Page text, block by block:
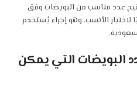
عدد مناسب من البويضات وفق
لاختيار الأنسب، وهو إجراء يُستخدم
البويضات التي يمكن